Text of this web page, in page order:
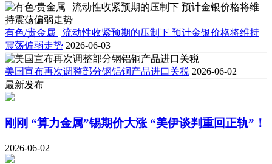
有色/贵金属 | 流动性收紧预期的压制下 预计金银价格将维持
震荡偏弱走势 2026-06-03
美国宣布再次调整部分钢铝铜产品进口关税 2026-06-02
最新发布
刚刚 “算力金属”锡期价大涨 “美伊谈判重回正轨”！
2026-06-02